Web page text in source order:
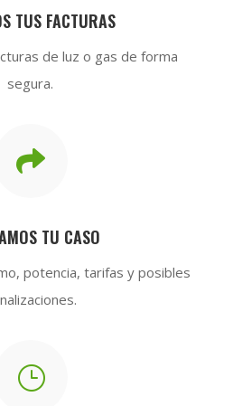
TUS FACTURAS
de luz o gas de forma
segura.

TU CASO
potencia, tarifas y posibles
}